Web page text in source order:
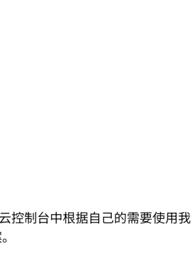
控制台中根据自己的需要使用我